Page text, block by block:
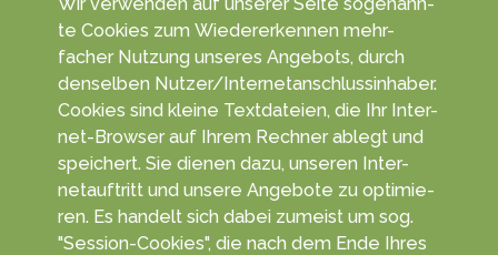
te Coo­kies zum Wieder­erken­nen mehr­
facher Nut­zung un­seres An­gebots, durch
den­selben Nutzer/Inter­netan­schluss­in­haber.
Cookies sind kleine Text­da­teien, die Ihr Inter­
net-Browser auf Ihrem Rech­ner ablegt und
spei­chert. Sie die­nen dazu, unseren Inter­
netauf­tritt und unsere An­gebo­te zu opti­mie­
ren. Es han­delt sich da­bei zu­meist um sog.
"Session-Cookies", die nach dem Ende Ihres